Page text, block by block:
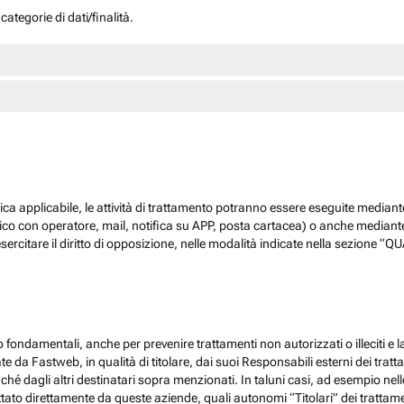
di dati/finalità.
applicabile, le attività di trattamento potranno essere eseguite
con operatore, mail, notifica su APP, posta cartacea) o anche
il diritto di opposizione, nelle modalità indicate nella sezione
anche per prevenire trattamenti non autorizzati o illeciti e
da Fastweb, in qualità di titolare, dai suoi Responsabili esterni dei
dagli altri destinatari sopra menzionati. In taluni casi, ad esempio
direttamente da queste aziende, quali autonomi “Titolari” dei